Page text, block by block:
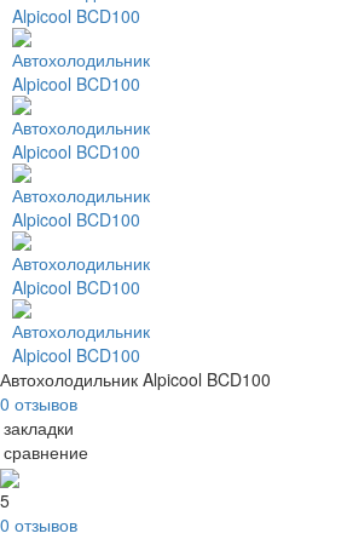
Автохолодильник Alpicool BCD100
0 отзывов
5
0 отзывов